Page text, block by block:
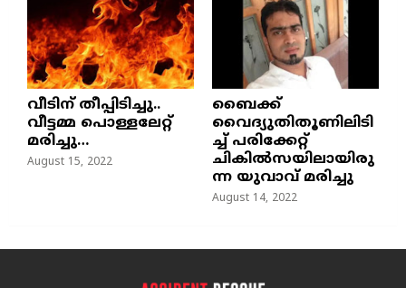
വീടിന് തീപ്പിടിച്ചു..
വീട്ടമ്മ പൊള്ളലേറ്റ്
മരിച്ചു…
August 15, 2022
ബൈക്ക്
വൈദ്യുതിതൂണിലിടി
ച്ച്‌ പരിക്കേറ്റ്
ചികില്‍സയിലായിരു
ന്ന യുവാവ് മരിച്ചു
August 14, 2022